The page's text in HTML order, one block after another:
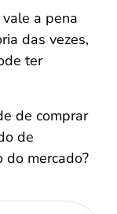
a pena
das vezes,
ter
de comprar
de
do mercado?